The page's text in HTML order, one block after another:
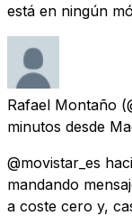
está en ningún
Rafael Montaño
minutos desde
@movistar_es
mandando
a coste cero y,